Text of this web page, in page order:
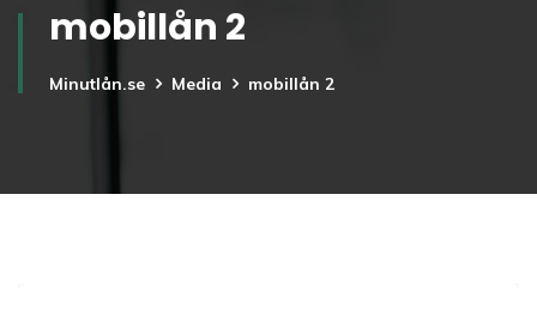
mobillån 2
Minutlån.se Media mobillån 2